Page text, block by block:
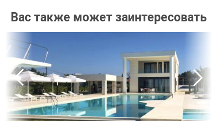
Вас также может заинтересовать